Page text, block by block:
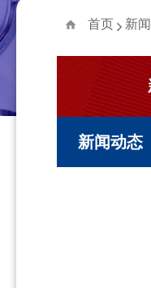
首页 新
新闻动态